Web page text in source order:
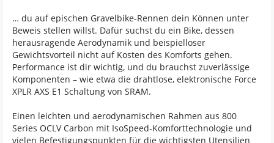
… du auf epischen Gravelbike-Rennen dein Können unter
Beweis stellen willst. Dafür suchst du ein Bike, dessen
herausragende Aerodynamik und beispielloser
Gewichtsvorteil nicht auf Kosten des Komforts gehen.
Performance ist dir wichtig, und du brauchst zuverlässige
Komponenten – wie etwa die drahtlose, elektronische Force
XPLR AXS E1 Schaltung von SRAM.
Einen leichten und aerodynamischen Rahmen aus 800
Series OCLV Carbon mit IsoSpeed-Komforttechnologie und
vielen Befestigungspunkten für die wichtigsten Utensilien